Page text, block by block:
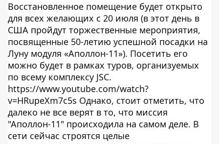
Восстановленное помещение будет открыто
для всех желающих с 20 июля (в этот день в
США пройдут торжественные мероприятия,
посвященные 50-летию успешной посадки на
Луну модуля «Аполлон-11»). Посетить его
можно будет в рамках туров, организуемых
по всему комплексу JSС.
https://www.youtube.com/watch?
v=HRupeXm7c5s Однако, стоит отметить, что
далеко не все верят в то, что миссия
"Аполлон-11" происходила на самом деле. В
сети сейчас строятся целые